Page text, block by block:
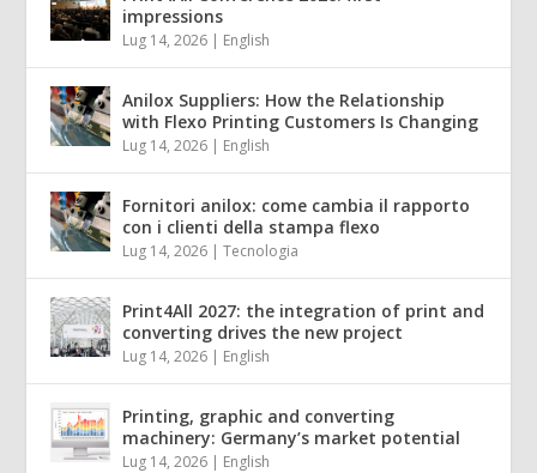
impressions
Lug 14, 2026 | English
Anilox Suppliers: How the Relationship
with Flexo Printing Customers Is Changing
Lug 14, 2026 | English
Fornitori anilox: come cambia il rapporto
con i clienti della stampa flexo
Lug 14, 2026 |Tecnologia
Print4All 2027: the integration of print and
converting drives the new project
Lug 14, 2026 | English
Printing, graphic and converting
machinery: Germany’s market potential
Lug 14, 2026 | English